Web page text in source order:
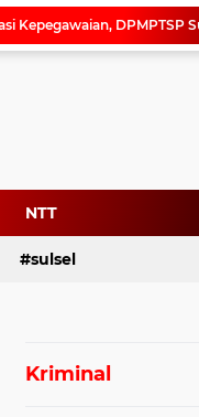
NTT
sulsel
Kriminal